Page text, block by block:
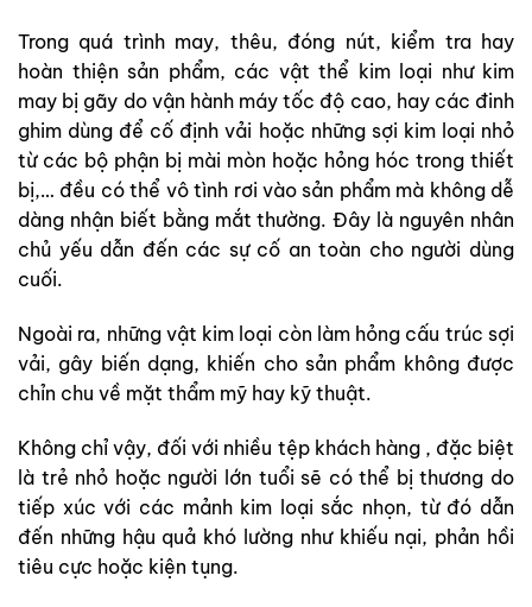
Trong quá trình may, thêu, đóng nút, kiểm tra hay
hoàn thiện sản phẩm, các vật thể kim loại như kim
may bị gãy do vận hành máy tốc độ cao, hay các đinh
ghim dùng để cố định vải hoặc những sợi kim loại nhỏ
từ các bộ phận bị mài mòn hoặc hỏng hóc trong thiết
bị,… đều có thể vô tình rơi vào sản phẩm mà không dễ
dàng nhận biết bằng mắt thường. Đây là nguyên nhân
chủ yếu dẫn đến các sự cố an toàn cho người dùng
cuối.
Ngoài ra, những vật kim loại còn làm hỏng cấu trúc sợi
vải, gây biến dạng, khiến cho sản phẩm không được
chỉn chu về mặt thẩm mỹ hay kỹ thuật.
Không chỉ vậy, đối với nhiều tệp khách hàng , đặc biệt
là trẻ nhỏ hoặc người lớn tuổi sẽ có thể bị thương do
tiếp xúc với các mảnh kim loại sắc nhọn, từ đó dẫn
đến những hậu quả khó lường như khiếu nại, phản hồi
tiêu cực hoặc kiện tụng.